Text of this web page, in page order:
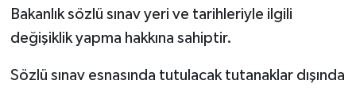
Bakanlık sözlü sınav yeri ve tarihleriyle ilgili
değişiklik yapma hakkına sahiptir.
Sözlü sınav esnasında tutulacak tutanaklar dışında